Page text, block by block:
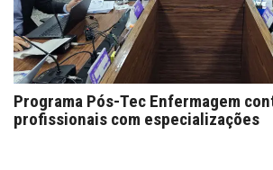
Programa Pós-Tec Enfermagem
profissionais com especializações